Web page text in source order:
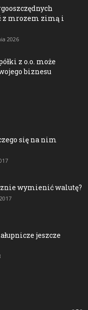
z mrozem zimą i
2026
z o.o. może
biznesu
się na nim
wymienić walutę?
jeszcze